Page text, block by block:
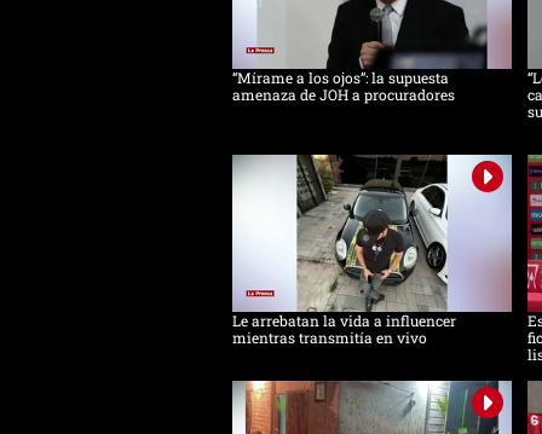
“Mírame a los ojos”: la supuesta
amenaza de JOH a procuradores
Le arrebatan la vida a influencer
mientras transmitía en vivo